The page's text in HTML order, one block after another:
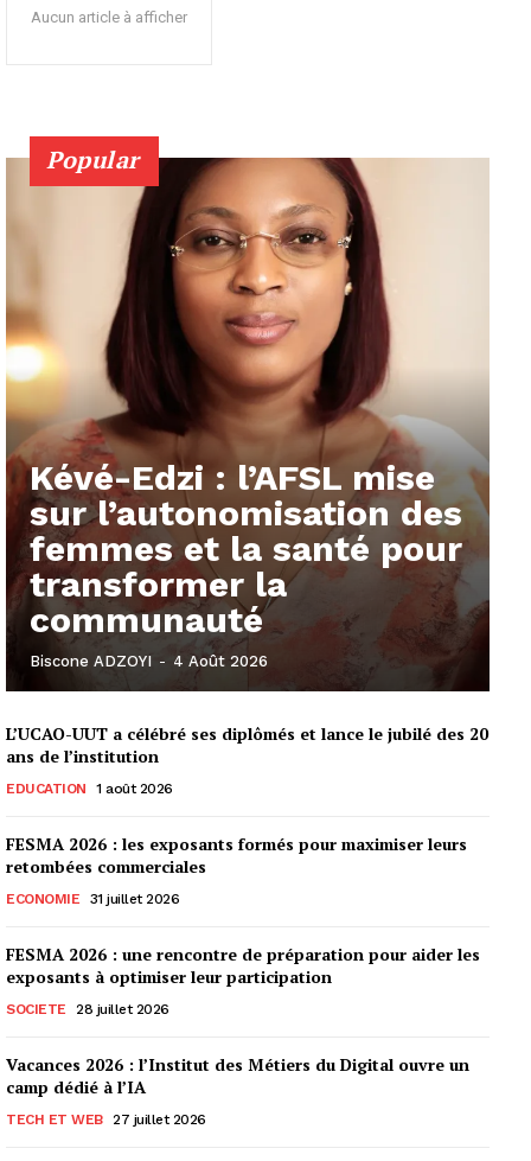
Aucun article à afficher
Popular
Kévé-Edzi : l’AFSL mise
sur l’autonomisation des
femmes et la santé pour
transformer la
communauté
Biscone ADZOYI - 4 Août 2026
L’UCAO-UUT a célébré ses diplômés et lance le jubilé des 20
ans de l’institution
EDUCATION 1 août 2026
FESMA 2026 : les exposants formés pour maximiser leurs
retombées commerciales
ECONOMIE 31 juillet 2026
FESMA 2026 : une rencontre de préparation pour aider les
exposants à optimiser leur participation
SOCIETE 28 juillet 2026
Vacances 2026 : l’Institut des Métiers du Digital ouvre un
camp dédié à l’IA
TECH ET WEB 27 juillet 2026